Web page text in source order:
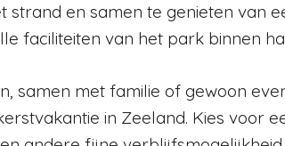
strand en samen te genieten van
faciliteiten van het park binnen
samen met familie of gewoon
in Zeeland. Kies voor